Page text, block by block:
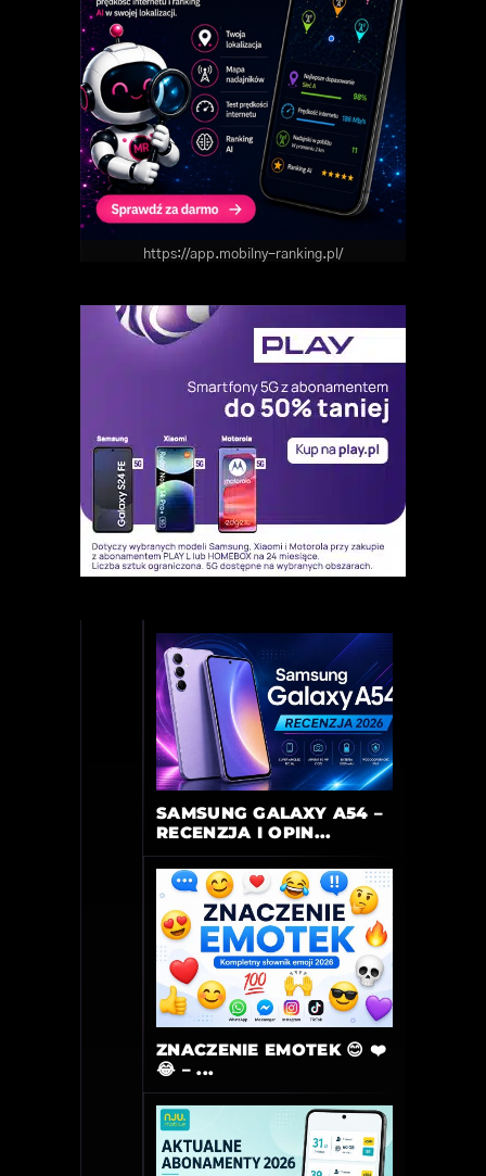
https://app.mobilny-ranking.pl/
SAMSUNG GALAXY A54 –
RECENZJA I OPIN...
ZNACZENIE EMOTEK 😊 ❤️
😂 – ...